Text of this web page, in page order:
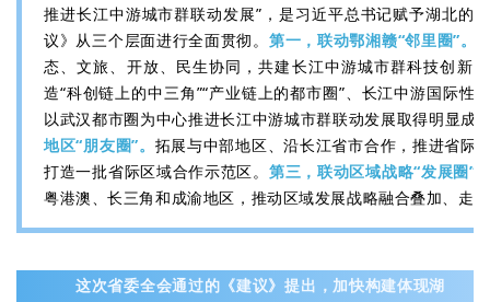
推进长江中游城市群联动发展”，是习近平总书记赋予湖北的
议》从三个层面进行全面贯彻。 第一，联动鄂湘赣“邻里圈”。
态、文旅、开放、民生协同，共建长江中游城市群科技创新
造“科创链上的中三角”“产业链上的都市圈”、长江中游国际性
以武汉都市圈为中心推进长江中游城市群联动发展取得明显成
地区“朋友圈”。 拓展与中部地区、沿长江省市合作，推进省际
打造一批省际区域合作示范区。 第三，联动区域战略“发展圈”
粤港澳、长三角和成渝地区，推动区域发展战略融合叠加、走
这次省委全会通过的《建议》提出，加快构建体现湖